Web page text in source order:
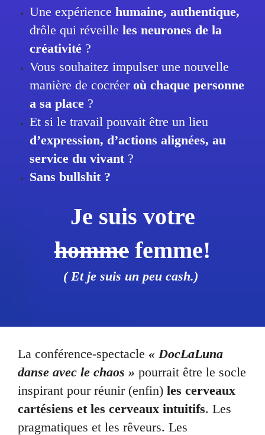
Une expérience humaine, authentique,
drôle qui réveille les neurones de la
créativité ?
Vous souhaitez impulser une nouvelle
manière de cocréer où chaque personne
a sa place ?
Et si le travail pouvait être un lieu
d’expression, d’actions alignées, au
service du vivant ?
Sans bullshit ?
Je suis votre
homme femme!
( Et je suis un peu cash.)
La conférence-spectacle « DocLaLuna
danse avec le chaos » pourrait être le socle
inspirant pour réunir (enfin) les cerveaux
cartésiens et les cerveaux intuitifs. Les
pragmatiques et les rêveurs. Les